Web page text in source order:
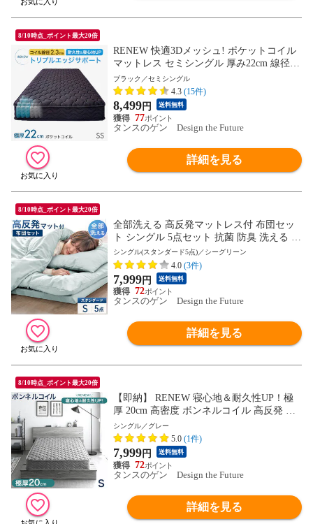
8/10時点_ポイント最大20倍
RENEW 快適3Dメッシュ! ポケットコイル
マットレス セミシングル 厚み22cm 線径2.
3mm トリプルエッジサポート ニット生地
シックハウス対策済 ポケットコイルマット
スプリングマット ベッドマット 圧縮梱包
1780014781〔ブラック〕【予約】8月中旬
※8/20までに出荷予定
ブラック／セミシングル
4.3 (15件)
8,499円 送料無料
77
タンスのゲン Design the Future
詳細を見る
8/10時点_ポイント最大20倍
全部洗える 高反発マットレス付 布団セッ
ト シングル 5点セット 抗菌 防臭 洗える 洗
濯 マットレス マットレス付き 布団 敷布団
掛け布団 枕 収納ケース 組布団 新生活 819
0016214〔シーグリーン〕
シングル(スタンダード5点)／シーグリーン
4.0 (3件)
7,999円 送料無料
72
タンスのゲン Design the Future
詳細を見る
8/10時点_ポイント最大20倍
【即納】 RENEW 寝心地＆耐久性UP！極
厚 20cm 高密度 ボンネルコイル 高反発 マ
ットレス シングル コイルマットレス ボン
ネルマットレス スプリングマット ボンネ
ルマット ボンネル ベッド用 ベッドマット
厚め 硬め 1780000923A〔グレー〕
シングル／グレー
5.0 (1件)
7,999円 送料無料
72
タンスのゲン Design the Future
詳細を見る